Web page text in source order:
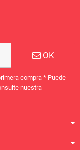
OK
compra * Puede
nuestra